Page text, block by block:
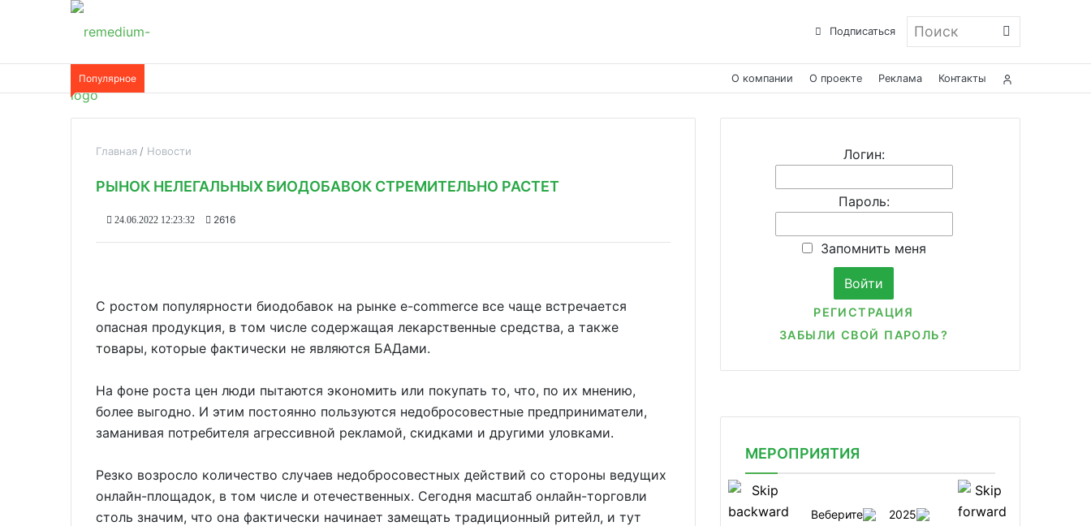
Подписаться Поиск
Популярное О компании О проекте Реклама Контакты
Главная Новости
РЫНОК НЕЛЕГАЛЬНЫХ БИОДОБАВОК СТРЕМИТЕЛЬНО РАСТЕТ
24.06.2022 12:23:32 2616
С ростом популярности биодобавок на рынке e-commerce все чаще встречается
опасная продукция, в том числе содержащая лекарственные средства, а также
товары, которые фактически не являются БАДами.
На фоне роста цен люди пытаются экономить или покупать то, что, по их мнению,
более выгодно. И этим постоянно пользуются недобросовестные предприниматели,
заманивая потребителя агрессивной рекламой, скидками и другими уловками.
Резко возросло количество случаев недобросовестных действий со стороны ведущих
онлайн-площадок, в том числе и отечественных. Сегодня масштаб онлайн-торговли
столь значим, что она фактически начинает замещать традиционный ритейл, и тут
Логин:
Пароль:
Запомнить меня
РЕГИСТРАЦИЯ
ЗАБЫЛИ СВОЙ ПАРОЛЬ?
МЕРОПРИЯТИЯ
Веберите 2025